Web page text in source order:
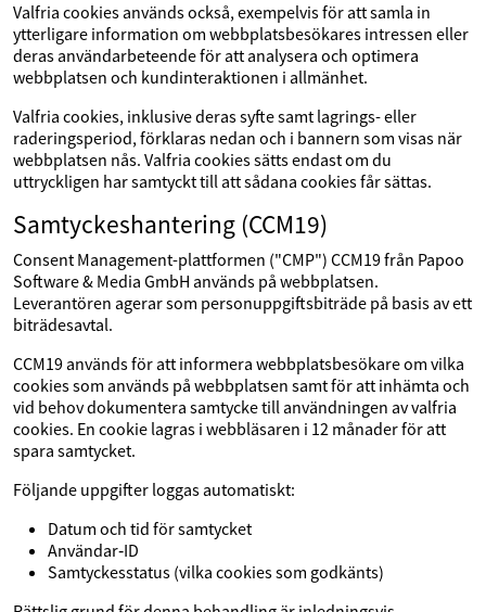
Valfria cookies används också, exempelvis för att samla in
ytterligare information om webbplatsbesökares intressen eller
deras användarbeteende för att analysera och optimera
webbplatsen och kundinteraktionen i allmänhet.
Valfria cookies, inklusive deras syfte samt lagrings- eller
raderingsperiod, förklaras nedan och i bannern som visas när
webbplatsen nås. Valfria cookies sätts endast om du
uttryckligen har samtyckt till att sådana cookies får sättas.
Samtyckeshantering (CCM19)
Consent Management-plattformen ("CMP") CCM19 från Papoo
Software & Media GmbH används på webbplatsen.
Leverantören agerar som personuppgiftsbiträde på basis av ett
biträdesavtal.
CCM19 används för att informera webbplatsbesökare om vilka
cookies som används på webbplatsen samt för att inhämta och
vid behov dokumentera samtycke till användningen av valfria
cookies. En cookie lagras i webbläsaren i 12 månader för att
spara samtycket.
Följande uppgifter loggas automatiskt:
Datum och tid för samtycket
Användar‑ID
Samtyckesstatus (vilka cookies som godkänts)